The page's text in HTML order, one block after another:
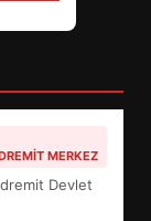
MERKEZ
Devlet
SÜRE